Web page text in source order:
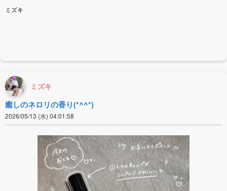
ミズキ
ミズキ
癒しのネロリの香り(*^^*)
2026/05/13 (水) 04:01:58